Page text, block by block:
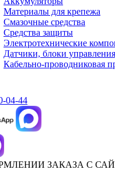
Материалы для крепежа
Смазочные средства
Средства защиты
Электротехнические
Датчики, блоки
Кабельно-проводниковая
04-44
ЗАКАЗА С